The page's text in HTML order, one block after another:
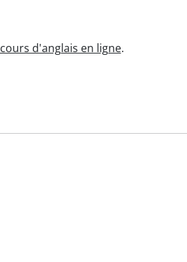
cours d'anglais en ligne.